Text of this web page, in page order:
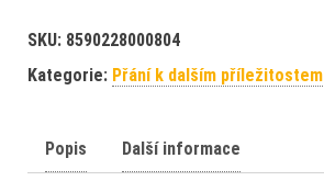
SKU: 8590228000804
Kategorie: Přání k dalším příležitostem
Popis Další informace